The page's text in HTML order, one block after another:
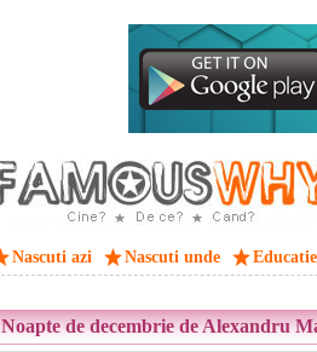
Nascuti azi Nascuti unde Educatie
Noapte de decembrie de Alexandru